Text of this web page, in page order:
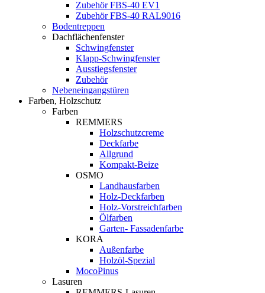
Zubehör FBS-40 EV1
Zubehör FBS-40 RAL9016
Bodentreppen
Dachflächenfenster
Schwingfenster
Klapp-Schwingfenster
Ausstiegsfenster
Zubehör
Nebeneingangstüren
Farben, Holzschutz
Farben
REMMERS
Holzschutzcreme
Deckfarbe
Allgrund
Kompakt-Beize
OSMO
Landhausfarben
Holz-Deckfarben
Holz-Vorstreichfarben
Ölfarben
Garten- Fassadenfarbe
KORA
Außenfarbe
Holzöl-Spezial
MocoPinus
Lasuren